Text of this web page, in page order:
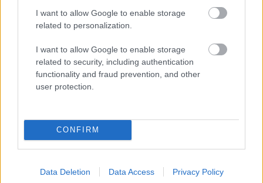
I want to allow Google to enable storage
related to personalization.
I want to allow Google to enable storage
related to security, including authentication
functionality and fraud prevention, and other
user protection.
CONFIRM
Data Deletion Data Access Privacy Policy
Szólj hozzá!